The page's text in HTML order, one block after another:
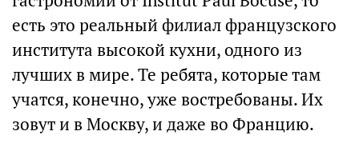
есть это реальный филиал французского
института высокой кухни, одного из
лучших в мире. Те ребята, которые там
учатся, конечно, уже востребованы. Их
зовут и в Москву, и даже во Францию.